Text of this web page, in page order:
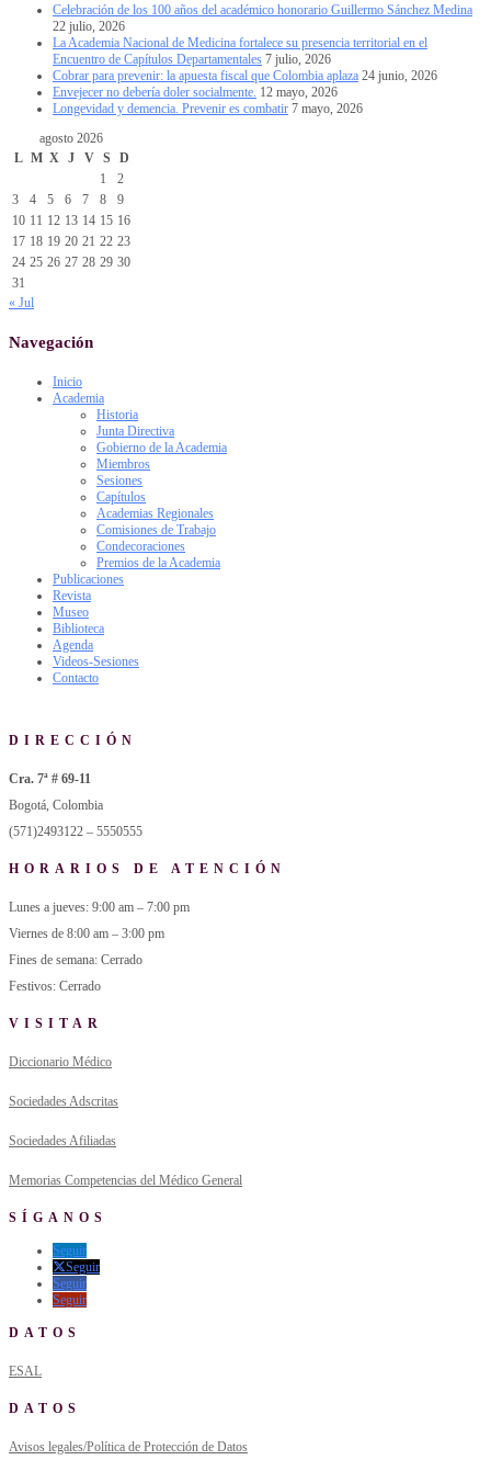
Celebración de los 100 años del académico honorario Guillermo Sánchez Medina
22 julio, 2026
La Academia Nacional de Medicina fortalece su presencia territorial en el
Encuentro de Capítulos Departamentales 7 julio, 2026
Cobrar para prevenir: la apuesta fiscal que Colombia aplaza 24 junio, 2026
Envejecer no debería doler socialmente. 12 mayo, 2026
Longevidad y demencia. Prevenir es combatir 7 mayo, 2026
agosto 2026
L M X J V S
D
1
2
3
4 5 6 7 8
9
10 11 12 13 14 15 16
17 18 19 20 21 22 23
24 25 26 27 28 29 30
31
« Jul
Navegación
Inicio
Academia
Historia
Junta Directiva
Gobierno de la Academia
Miembros
Sesiones
Capítulos
Academias Regionales
Comisiones de Trabajo
Condecoraciones
Premios de la Academia
Publicaciones
Revista
Museo
Biblioteca
Agenda
Videos-Sesiones
Contacto
DIRECCIÓN
Cra. 7ª # 69-11
Bogotá, Colombia
(571)2493122 – 5550555
HORARIOS DE ATENCIÓN
Lunes a jueves: 9:00 am – 7:00 pm
Viernes de 8:00 am – 3:00 pm
Fines de semana: Cerrado
Festivos: Cerrado
VISITAR
Diccionario Médico
Sociedades Adscritas
Sociedades Afiliadas
Memorias Competencias del Médico General
SÍGANOS
Seguir
Seguir
Seguir
Seguir
DATOS
ESAL
DATOS
Avisos legales/Política de Protección de Datos